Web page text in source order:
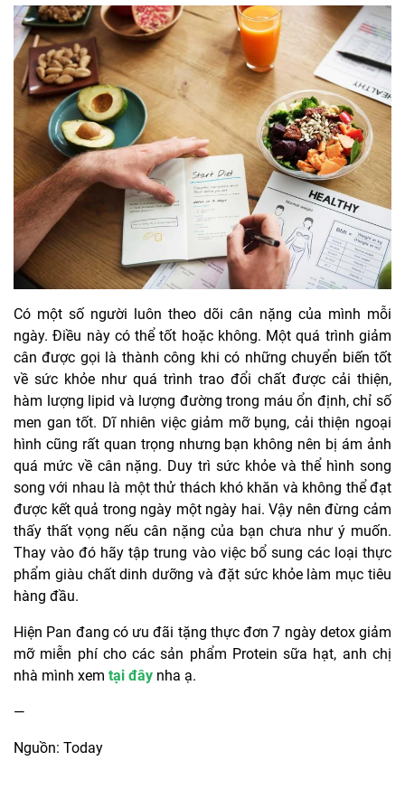
Có một số người luôn theo dõi cân nặng của mình mỗi
ngày. Điều này có thể tốt hoặc không. Một quá trình giảm
cân được gọi là thành công khi có những chuyển biến tốt
về sức khỏe như quá trình trao đổi chất được cải thiện,
hàm lượng lipid và lượng đường trong máu ổn định, chỉ số
men gan tốt. Dĩ nhiên việc giảm mỡ bụng, cải thiện ngoại
hình cũng rất quan trọng nhưng bạn không nên bị ám ảnh
quá mức về cân nặng. Duy trì sức khỏe và thể hình song
song với nhau là một thử thách khó khăn và không thể đạt
được kết quả trong ngày một ngày hai. Vậy nên đừng cảm
thấy thất vọng nếu cân nặng của bạn chưa như ý muốn.
Thay vào đó hãy tập trung vào việc bổ sung các loại thực
phẩm giàu chất dinh dưỡng và đặt sức khỏe làm mục tiêu
hàng đầu.
Hiện Pan đang có ưu đãi tặng thực đơn 7 ngày detox giảm
mỡ miễn phí cho các sản phẩm Protein sữa hạt, anh chị
nhà mình xem tại đây nha ạ.
—
Nguồn: Today